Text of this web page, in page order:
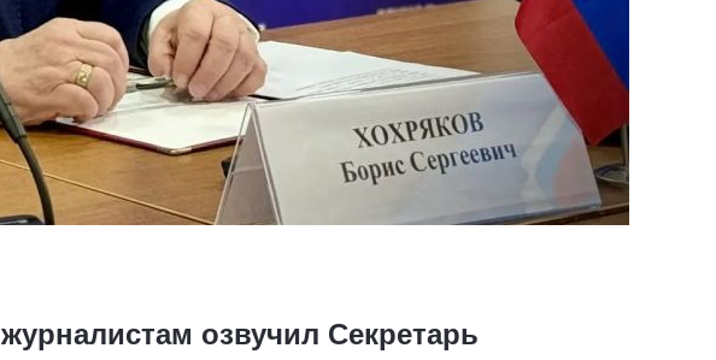
озвучил Секретарь